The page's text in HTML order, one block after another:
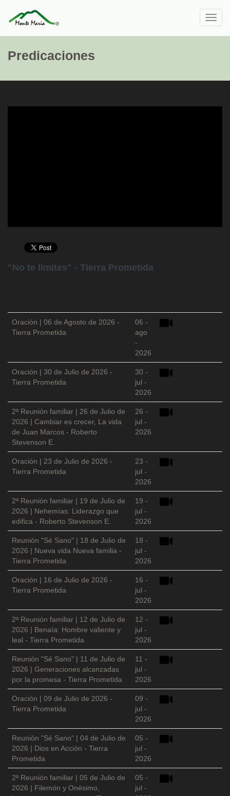
Predicaciones
"No te limites" - Tierra Prometida
Oración | 06 de Agosto de 2026 -
Tierra Prometida
06 -
ago
-
2026
Oración | 30 de Julio de 2026 -
Tierra Prometida
30 -
jul -
2026
2ª Reunión familiar | 26 de Julio de
2026 | Cambiar es crecer, La vida
de Juan Marcos - Roberto
Stevenson E.
26 -
jul -
2026
Oración | 23 de Julio de 2026 -
Tierra Prometida
23 -
jul -
2026
2ª Reunión familiar | 19 de Julio de
2026 | Nehemías: Liderazgo que
edifica - Roberto Stevenson E.
19 -
jul -
2026
Reunión "Sé Sano" | 18 de Julio de
2026 | Nueva vida Nueva familia -
Tierra Prometida
18 -
jul -
2026
Oración | 16 de Julio de 2026 -
Tierra Prometida
16 -
jul -
2026
2ª Reunión familiar | 12 de Julio de
2026 | Benaía: Hombre valiente y
leal - Tierra Prometida
12 -
jul -
2026
Reunión "Sé Sano" | 11 de Julio de
2026 | Generaciones alcanzadas
por la promesa - Tierra Prometida
11 -
jul -
2026
Oración | 09 de Julio de 2026 -
Tierra Prometida
09 -
jul -
2026
Reunión "Sé Sano" | 04 de Julio de
2026 | Dios en Acción - Tierra
Prometida
05 -
jul -
2026
2ª Reunión familiar | 05 de Julio de
2026 | Filemón y Onésimo,
05 -
jul -